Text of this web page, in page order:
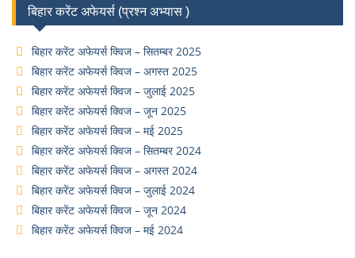
बिहार करेंट अफेयर्स (प्रश्न अभ्यास )
बिहार करेंट अफेयर्स क्विज – सितम्बर 2025
बिहार करेंट अफेयर्स क्विज – अगस्त 2025
बिहार करेंट अफेयर्स क्विज – जुलाई 2025
बिहार करेंट अफेयर्स क्विज – जून 2025
बिहार करेंट अफेयर्स क्विज – मई 2025
बिहार करेंट अफेयर्स क्विज – सितम्बर 2024
बिहार करेंट अफेयर्स क्विज – अगस्त 2024
बिहार करेंट अफेयर्स क्विज – जुलाई 2024
बिहार करेंट अफेयर्स क्विज – जून 2024
बिहार करेंट अफेयर्स क्विज – मई 2024